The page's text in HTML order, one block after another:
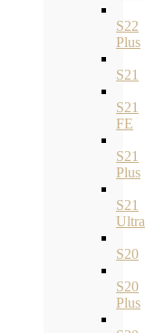
S22
Plus
S21
S21
FE
S21
Plus
S21
Ultra
S20
S20
Plus